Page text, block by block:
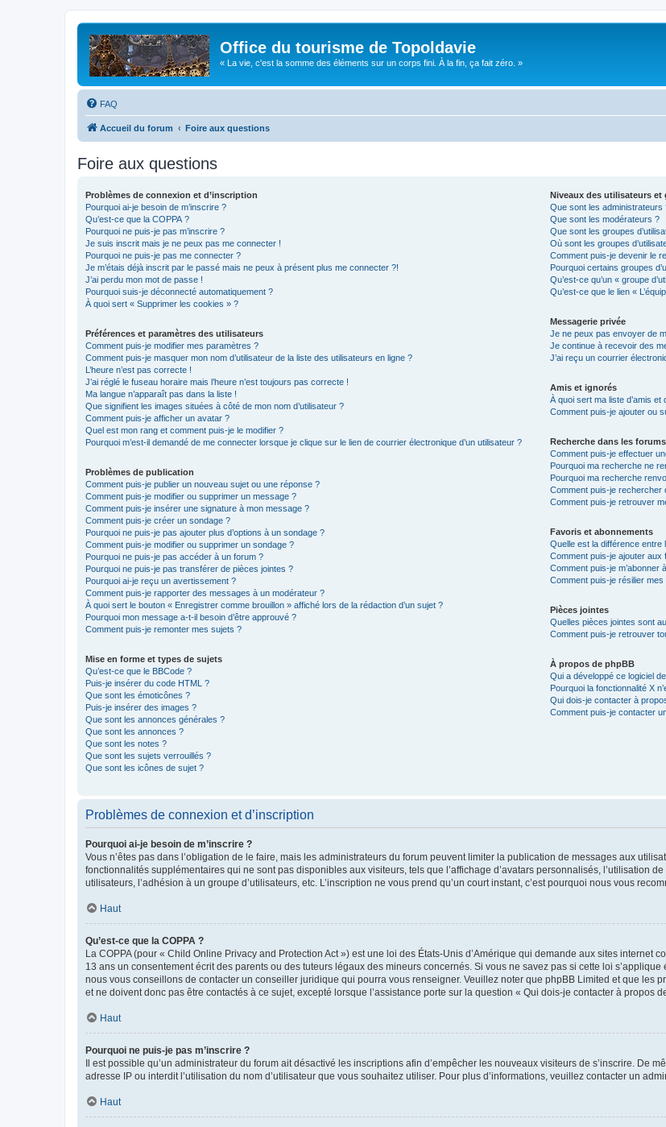
Office du tourisme de Topoldavie
« La vie, c'est la somme des éléments sur un corps fini. À la fin, ça fait zéro. »
FAQ
Accueil du forum Foire aux questions
Foire aux questions
Problèmes de connexion et d’inscription
Pourquoi ai-je besoin de m’inscrire ?
Qu’est-ce que la COPPA ?
Pourquoi ne puis-je pas m’inscrire ?
Je suis inscrit mais je ne peux pas me connecter !
Pourquoi ne puis-je pas me connecter ?
Je m’étais déjà inscrit par le passé mais ne peux à présent plus me connecter ?!
J’ai perdu mon mot de passe !
Pourquoi suis-je déconnecté automatiquement ?
À quoi sert « Supprimer les cookies » ?
Préférences et paramètres des utilisateurs
Comment puis-je modifier mes paramètres ?
Comment puis-je masquer mon nom d’utilisateur de la liste des utilisateurs en ligne ?
L’heure n’est pas correcte !
J’ai réglé le fuseau horaire mais l’heure n’est toujours pas correcte !
Ma langue n’apparaît pas dans la liste !
Que signifient les images situées à côté de mon nom d’utilisateur ?
Comment puis-je afficher un avatar ?
Quel est mon rang et comment puis-je le modifier ?
Pourquoi m’est-il demandé de me connecter lorsque je clique sur le lien de courrier électronique d’un utilisateur ?
Problèmes de publication
Comment puis-je publier un nouveau sujet ou une réponse ?
Comment puis-je modifier ou supprimer un message ?
Comment puis-je insérer une signature à mon message ?
Comment puis-je créer un sondage ?
Pourquoi ne puis-je pas ajouter plus d’options à un sondage ?
Comment puis-je modifier ou supprimer un sondage ?
Pourquoi ne puis-je pas accéder à un forum ?
Pourquoi ne puis-je pas transférer de pièces jointes ?
Pourquoi ai-je reçu un avertissement ?
Comment puis-je rapporter des messages à un modérateur ?
À quoi sert le bouton « Enregistrer comme brouillon » affiché lors de la rédaction d’un sujet ?
Pourquoi mon message a-t-il besoin d’être approuvé ?
Comment puis-je remonter mes sujets ?
Mise en forme et types de sujets
Qu’est-ce que le BBCode ?
Puis-je insérer du code HTML ?
Que sont les émoticônes ?
Puis-je insérer des images ?
Que sont les annonces générales ?
Que sont les annonces ?
Que sont les notes ?
Que sont les sujets verrouillés ?
Que sont les icônes de sujet ?
Niveaux des utilisateurs et
Que sont les administrateurs
Que sont les modérateurs ?
Que sont les groupes
Où sont les groupes
Comment puis-je devenir le
Pourquoi certains groupes
Qu’est-ce qu’un « groupe
Qu’est-ce que le lien «
Messagerie privée
Je ne peux pas envoyer de
Je continue à recevoir des
J’ai reçu un courrier
Amis et ignorés
À quoi sert ma liste d’amis et
Comment puis-je ajouter ou
Recherche dans les forums
Comment puis-je effectuer
Pourquoi ma recherche ne
Pourquoi ma recherche
Comment puis-je rechercher
Comment puis-je retrouver
Favoris et abonnements
Quelle est la différence
Comment puis-je ajouter aux
Comment puis-je m’abonner
Comment puis-je résilier
Pièces jointes
Quelles pièces jointes sont
Comment puis-je retrouver
À propos de phpBB
Qui a développé ce logiciel
Pourquoi la fonctionnalité X
Qui dois-je contacter à
Comment puis-je contacter
Problèmes de connexion et d’inscription
Pourquoi ai-je besoin de m’inscrire ?
Vous n’êtes pas dans l’obligation de le faire, mais les administrateurs du forum peuvent limiter la publication de messages aux
fonctionnalités supplémentaires qui ne sont pas disponibles aux visiteurs, tels que l’affichage d’avatars personnalisés, l’utilisation
utilisateurs, l’adhésion à un groupe d’utilisateurs, etc. L’inscription ne vous prend qu’un court instant, c’est pourquoi nous vous
Haut
Qu’est-ce que la COPPA ?
La COPPA (pour « Child Online Privacy and Protection Act ») est une loi des États-Unis d’Amérique qui demande aux sites internet
13 ans un consentement écrit des parents ou des tuteurs légaux des mineurs concernés. Si vous ne savez pas si cette loi
nous vous conseillons de contacter un conseiller juridique qui pourra vous renseigner. Veuillez noter que phpBB Limited et que les
et ne doivent donc pas être contactés à ce sujet, excepté lorsque l’assistance porte sur la question « Qui dois-je contacter à propos
Haut
Pourquoi ne puis-je pas m’inscrire ?
Il est possible qu’un administrateur du forum ait désactivé les inscriptions afin d’empêcher les nouveaux visiteurs de s’inscrire. De
adresse IP ou interdit l’utilisation du nom d’utilisateur que vous souhaitez utiliser. Pour plus d’informations, veuillez contacter un
Haut